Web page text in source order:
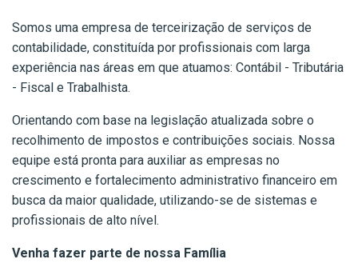
Somos uma empresa de terceirização de serviços de
contabilidade, constituída por profissionais com larga
experiência nas áreas em que atuamos: Contábil - Tributária
- Fiscal e Trabalhista.
Orientando com base na legislação atualizada sobre o
recolhimento de impostos e contribuições sociais. Nossa
equipe está pronta para auxiliar as empresas no
crescimento e fortalecimento administrativo financeiro em
busca da maior qualidade, utilizando-se de sistemas e
profissionais de alto nível.
Venha fazer parte de nossa Família